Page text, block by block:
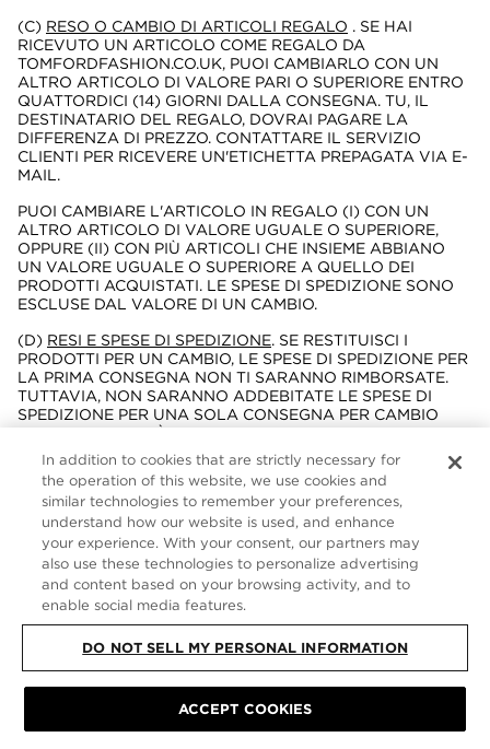
(C) RESO O CAMBIO DI ARTICOLI REGALO . SE HAI
RICEVUTO UN ARTICOLO COME REGALO DA
TOMFORDFASHION.CO.UK, PUOI CAMBIARLO CON UN
ALTRO ARTICOLO DI VALORE PARI O SUPERIORE ENTRO
QUATTORDICI (14) GIORNI DALLA CONSEGNA. TU, IL
DESTINATARIO DEL REGALO, DOVRAI PAGARE LA
DIFFERENZA DI PREZZO. CONTATTARE IL SERVIZIO
CLIENTI PER RICEVERE UN'ETICHETTA PREPAGATA VIA E-
MAIL.
PUOI CAMBIARE L'ARTICOLO IN REGALO (I) CON UN
ALTRO ARTICOLO DI VALORE UGUALE O SUPERIORE,
OPPURE (II) CON PIÙ ARTICOLI CHE INSIEME ABBIANO
UN VALORE UGUALE O SUPERIORE A QUELLO DEI
PRODOTTI ACQUISTATI. LE SPESE DI SPEDIZIONE SONO
ESCLUSE DAL VALORE DI UN CAMBIO.
(D) RESI E SPESE DI SPEDIZIONE. SE RESTITUISCI I
PRODOTTI PER UN CAMBIO, LE SPESE DI SPEDIZIONE PER
LA PRIMA CONSEGNA NON TI SARANNO RIMBORSATE.
TUTTAVIA, NON SARANNO ADDEBITATE LE SPESE DI
SPEDIZIONE PER UNA SOLA CONSEGNA PER CAMBIO
PER ORDINE. SARÀ ACCETTATA UNA SOLA
SOSTITUZIONE PER ARTICOLO.
SE RICHIEDI UN RIMBORSO, LE SPESE DI SPEDIZIONE
ORIGINALI SARANNO RIMBORSATE SOLO SE I PRODOTTI
VENGONO RESTITUITI PERCHÉ NON CORRISPONDEVANO
ALL'ORDINE O ERANO DANNEGGIATI.
(E)TERMINI AGGIUNTIVI PER PRODOTTI COSMETICI E
PROFUMI
. OLTRE ALLE CONDIZIONI SOPRA DESCRITTE,
(DEVONO ESSERE NELLA CONFEZIONE ORIGINALE CON
LA PELLICOLA TRASPARENTE INTATTA). SE LA
PELLICOLA TRASPARENTE È STATA APERTA O RIMOSSA,
L'ARTICOLO NON SARÀ ACCETTATO PER LA
RESTITUZIONE O LA SOSTITUZIONE.
In addition to cookies that are strictly necessary for
the operation of this website, we use cookies and
similar technologies to remember your preferences,
understand how our website is used, and enhance
your experience. With your consent, our partners may
also use these technologies to personalize advertising
and content based on your browsing activity, and to
enable social media features.
DO NOT SELL MY PERSONAL INFORMATION
ACCEPT COOKIES